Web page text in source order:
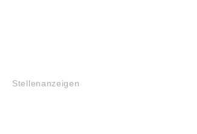
Stellenanzeigen